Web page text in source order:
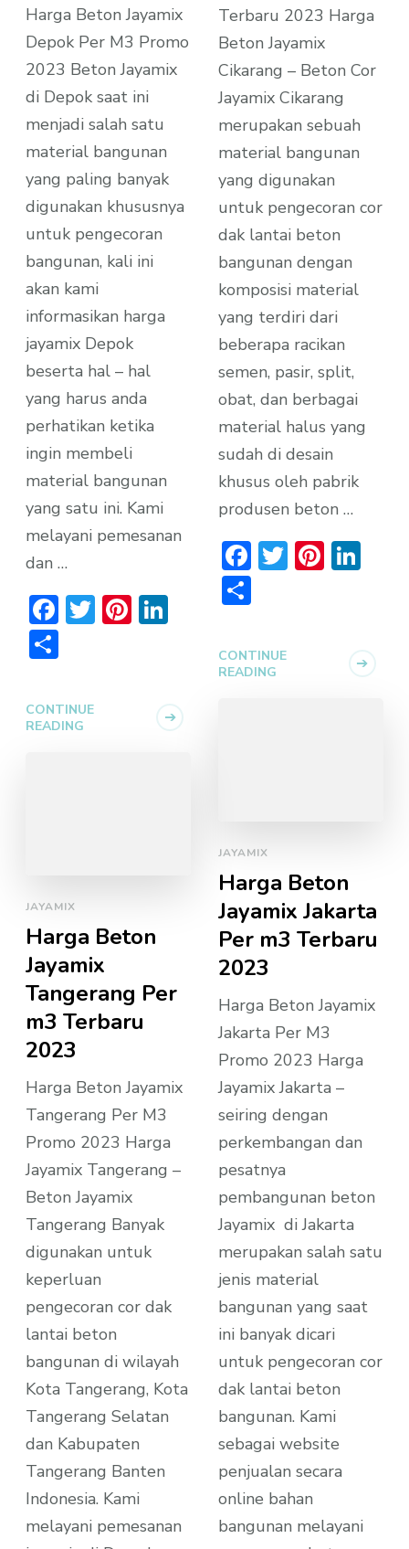
Terbaru 2023 Harga
Beton Jayamix
Cikarang – Beton Cor
Jayamix Cikarang
merupakan sebuah
material bangunan
yang digunakan
untuk pengecoran cor
dak lantai beton
bangunan dengan
komposisi material
yang terdiri dari
beberapa racikan
semen, pasir, split,
obat, dan berbagai
material halus yang
sudah di desain
khusus oleh pabrik
produsen beton …
Facebook
Twitter
Share
CONTINUE
READING
Harga Beton Jayamix
Depok Per M3 Promo
2023 Beton Jayamix
di Depok saat ini
menjadi salah satu
material bangunan
yang paling banyak
digunakan khususnya
untuk pengecoran
bangunan, kali ini
akan kami
informasikan harga
jayamix Depok
beserta hal – hal
yang harus anda
perhatikan ketika
ingin membeli
material bangunan
yang satu ini. Kami
melayani pemesanan
dan …
Facebook
TwitterPinterest
LinkedIn
CONTINUE
READING
JAYAMIX
Harga Beton
Jayamix Jakarta
Per m3 Terbaru
2023
Harga Beton Jayamix
Jakarta Per M3
Promo 2023 Harga
Jayamix Jakarta –
seiring dengan
perkembangan dan
pesatnya
pembangunan beton
Jayamix di Jakarta
merupakan salah satu
jenis material
bangunan yang saat
ini banyak dicari
untuk pengecoran cor
dak lantai beton
bangunan. Kami
sebagai website
penjualan secara
online bahan
bangunan melayani
JAYAMIX
Harga Beton
Jayamix
Tangerang Per
m3 Terbaru
2023
Harga Beton Jayamix
Tangerang Per M3
Promo 2023 Harga
Jayamix Tangerang –
Beton Jayamix
Tangerang Banyak
digunakan untuk
keperluan
pengecoran cor dak
lantai beton
bangunan di wilayah
Kota Tangerang, Kota
Tangerang Selatan
dan Kabupaten
Tangerang Banten
Indonesia. Kami
melayani pemesanan